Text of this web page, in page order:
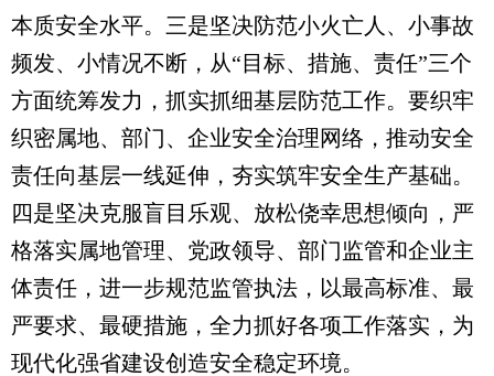
本质安全水平。三是坚决防范小火亡人、小事故
频发、小情况不断，从“目标、措施、责任”三个
方面统筹发力，抓实抓细基层防范工作。要织牢
织密属地、部门、企业安全治理网络，推动安全
责任向基层一线延伸，夯实筑牢安全生产基础。
四是坚决克服盲目乐观、放松侥幸思想倾向，严
格落实属地管理、党政领导、部门监管和企业主
体责任，进一步规范监管执法，以最高标准、最
严要求、最硬措施，全力抓好各项工作落实，为
现代化强省建设创造安全稳定环境。